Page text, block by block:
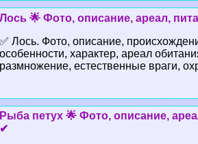
Лось 🌟 Фото, описание, ареал,
✅ Лось. Фото, описание,
особенности, хаpaктер, ареал
размножение, естественные враги,
Рыба пeтyx 🌟 Фото, описание,
✔